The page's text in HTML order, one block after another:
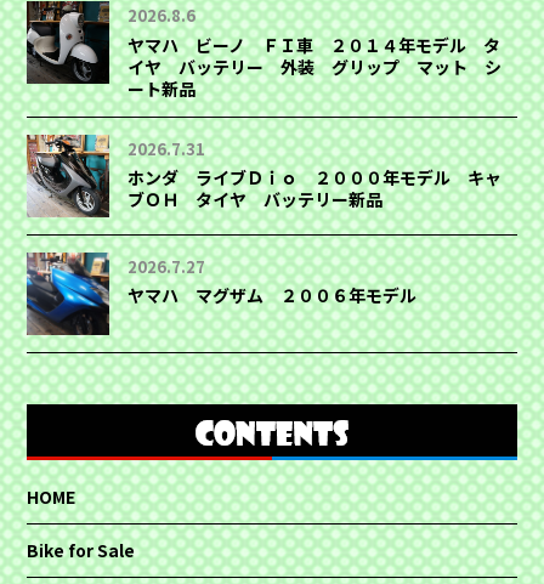
2026.8.6
ヤマハ ビーノ ＦＩ車 ２０１４年モデル タ
イヤ バッテリー 外装 グリップ マット シ
ート新品
2026.7.31
ホンダ ライブＤｉｏ ２０００年モデル キャ
ブＯＨ タイヤ バッテリー新品
2026.7.27
ヤマハ マグザム ２００６年モデル
HOME
Bike for Sale